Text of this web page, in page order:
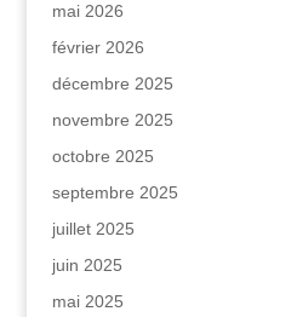
mai 2026
février 2026
décembre 2025
novembre 2025
octobre 2025
septembre 2025
juillet 2025
juin 2025
mai 2025